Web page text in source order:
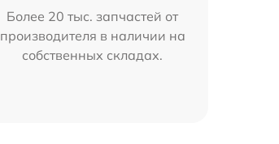
Более 20 тыс. запчастей от
производителя в наличии на
собственных складах.